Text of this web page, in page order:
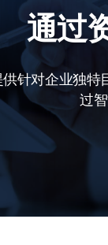
通过
针对企业独特
过